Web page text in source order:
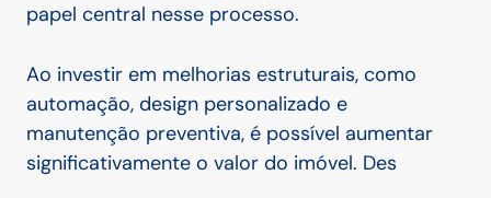
papel central nesse processo.
Ao investir em melhorias estruturais, como
automação, design personalizado e
manutenção preventiva, é possível aumentar
significativamente o valor do imóvel. Des